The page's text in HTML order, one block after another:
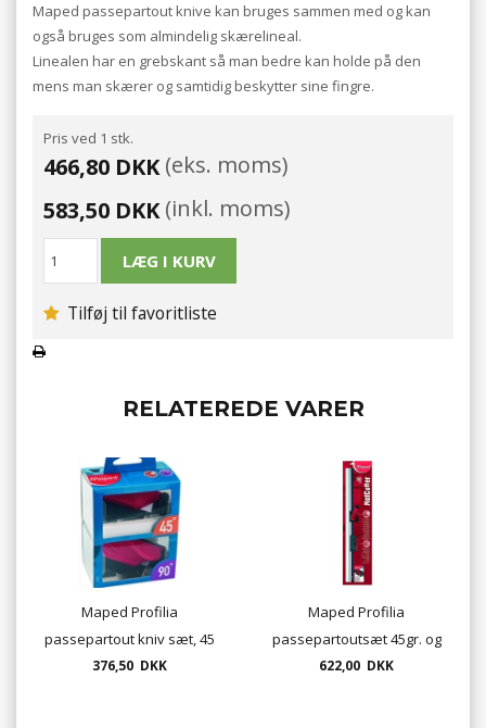
Maped passepartout knive kan bruges sammen med og kan
også bruges som almindelig skærelineal.
Linealen har en grebskant så man bedre kan holde på den
mens man skærer og samtidig beskytter sine fingre.
Pris ved 1 stk.
466,80 DKK(eks. moms)
583,50 DKK(inkl. moms)
Tilføj til favoritliste
RELATEREDE VARER
Maped Profilia
passepartout kniv sæt, 45
gr. og 90 gr..
376,50 DKK
Maped Profilia
passepartoutsæt 45gr. og
90gr. kniv, incl. lineal 60 cm
622,00 DKK